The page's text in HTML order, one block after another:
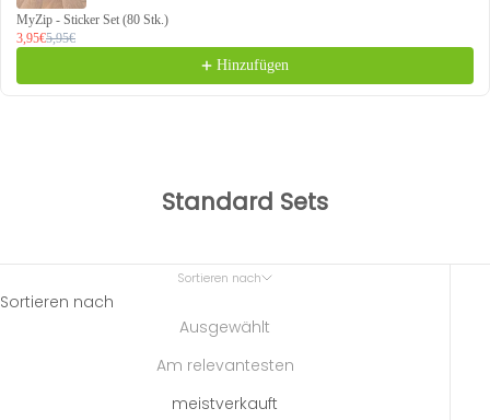
MyZip - Sticker Set (80 Stk.)
3,95€5,95€
Hinzufügen
Standard Sets
Sortieren nach
Sortieren nach
Ausgewählt
Am relevantesten
meistverkauft